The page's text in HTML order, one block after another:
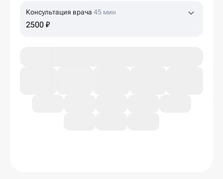
Консультация врача 45 мин
2500 ₽